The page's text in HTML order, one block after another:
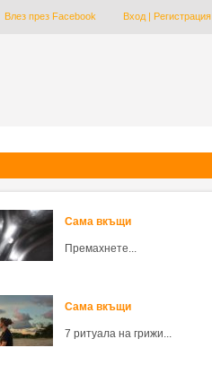
Влез през Facebook Вход| Регистрация
Сама вкъщи
Премахнете...
Сама вкъщи
7 ритуала на грижи...